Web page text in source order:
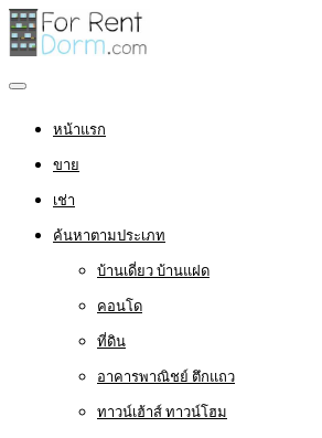
หน้าแรก
ขาย
เช่า
ค้นหาตามประเภท
บ้านเดี่ยว บ้านแฝด
คอนโด
ที่ดิน
อาคารพาณิชย์ ตึกแถว
ทาวน์เฮ้าส์ ทาวน์โฮม